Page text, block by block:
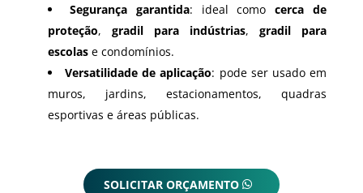
Segurança garantida: ideal comocerca de
proteção, gradil para indústrias,gradil para
escolase condomínios.
Versatilidade de aplicação: pode ser usado em
muros, jardins, estacionamentos, quadras
esportivas e áreas públicas.
SOLICITAR ORÇAMENTO